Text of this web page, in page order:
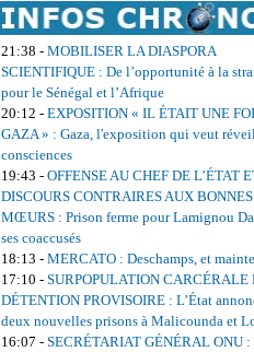
21:38 - MOBILISER LA DIASPORA
SCIENTIFIQUE : De l’opportunité à la
pour le Sénégal et l’Afrique
20:12 - EXPOSITION « IL ÉTAIT UNE
GAZA » : Gaza, l'exposition qui veut
consciences
19:43 - OFFENSE AU CHEF DE L’ÉTAT
DISCOURS CONTRAIRES AUX BONNES
MŒURS : Prison ferme pour Lamignou
ses coaccusés
18:13 - MERCATO : Deschamps, et
17:10 - SURPOPULATION CARCÉRALE
DÉTENTION PROVISOIRE : L’État
deux nouvelles prisons à Malicounda et
16:07 - SECRÉTARIAT GÉNÉRAL ONU :